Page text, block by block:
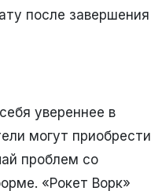
после завершения
увереннее в
могут приобрести
проблем со
«Рокет Ворк»